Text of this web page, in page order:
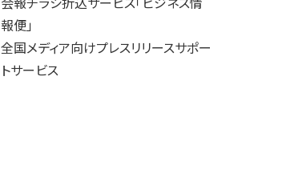
会報チラシ折込サービス「ビジネス情
報便」
全国メディア向けプレスリリースサポー
トサービス